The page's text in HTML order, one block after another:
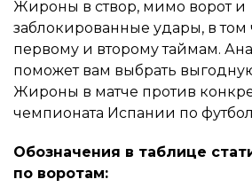
Жироны в створ, мимо ворот и
заблокированные удары, в том
первому и второму таймам.
поможет вам выбрать
Жироны в матче против
чемпионата Испании по
Обозначения в таблице
по воротам: